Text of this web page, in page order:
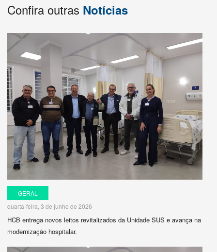
Confira outras Notícias
GERAL
quarta-feira, 3 de junho de 2026
HCB entrega novos leitos revitalizados da Unidade SUS e avança na
modernização hospitalar.